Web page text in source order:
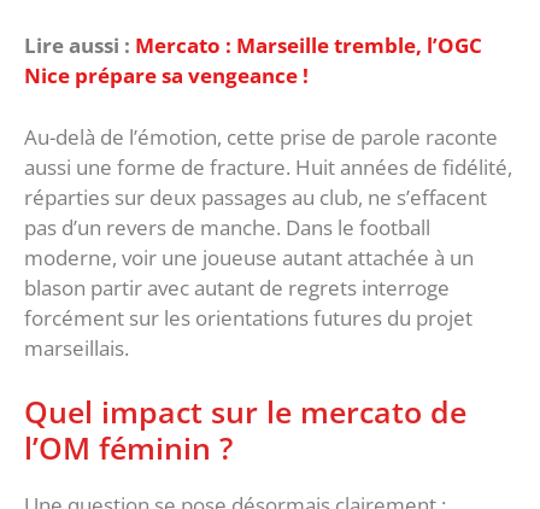
Lire aussi : Mercato : Marseille tremble, l’OGC
Nice prépare sa vengeance !
‎Au-delà de l’émotion, cette prise de parole raconte
aussi une forme de fracture. Huit années de fidélité,
réparties sur deux passages au club, ne s’effacent
pas d’un revers de manche. Dans le football
moderne, voir une joueuse autant attachée à un
blason partir avec autant de regrets interroge
forcément sur les orientations futures du projet
marseillais.
‎Quel impact sur le mercato de
l’OM féminin ?